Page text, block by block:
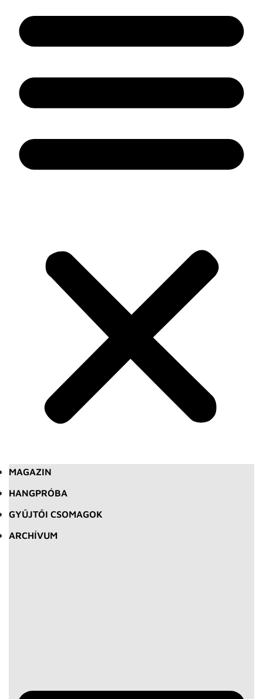
MAGAZIN
HANGPRÓBA
GYŰJTŐI CSOMAGOK
ARCHÍVUM